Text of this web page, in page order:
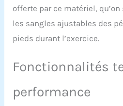
LCD:
suivre
offerte par ce matériel,
les sangles ajustables des
pieds durant l’exercice.
Fonctionnalités
performance